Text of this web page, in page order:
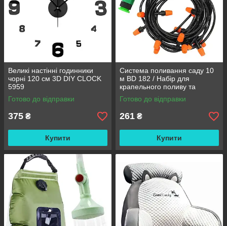
Великі настінні годинники
чорні 120 см 3D DIY CLOCK
5959
Готово до відправки
375 ₴
Купити
Система поливання саду 10
м BD 182 / Набір для
крапельного поливу та
охолодження / Комплект для
поливання
Готово до відправки
261 ₴
Купити